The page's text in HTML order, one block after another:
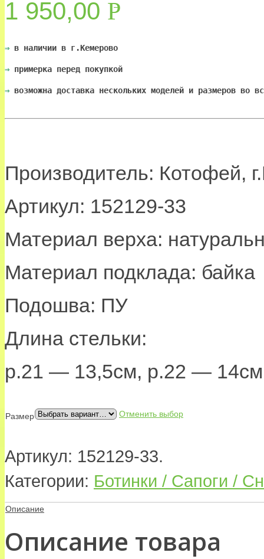
1 950,00 РУБ.
⇒ в наличии в г.Кемерово
⇒ примерка перед покупкой
⇒ возможна доставка нескольких моделей и размеров во
Производитель: Котофей,
Артикул: 152129-33
Материал верха:
Материал подклада: байка
Подошва: ПУ
Длина стельки:
р.21 — 13,5см, р.22 —
Размер Отменить выбор
Артикул: 152129-33.
Категории: Ботинки / Сапоги /
Описание
Описание товара